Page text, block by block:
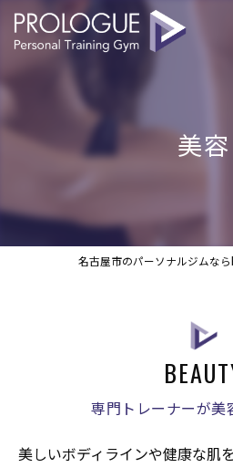
美容
名古屋市のパーソナルジムなら
専門トレーナーが美
美しいボディラインや健康な肌